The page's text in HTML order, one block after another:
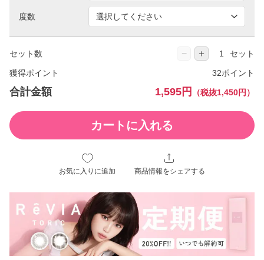
度数
セット数 − ＋ セット
獲得ポイント 32ポイント
合計金額 1,595円 （税抜1,450円）
カートに入れる
お気に入りに追加 商品情報をシェアする